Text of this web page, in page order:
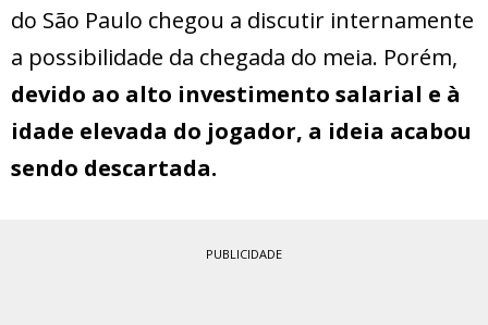
do São Paulo chegou a discutir internamente
a possibilidade da chegada do meia. Porém,
devido ao alto investimento salarial e à
idade elevada do jogador, a ideia acabou
sendo descartada.
PUBLICIDADE